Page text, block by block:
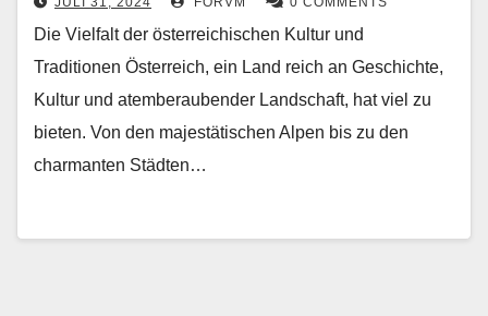
Die Vielfalt der österreichischen Kultur und
Traditionen Österreich, ein Land reich an Geschichte,
Kultur und atemberaubender Landschaft, hat viel zu
bieten. Von den majestätischen Alpen bis zu den
charmanten Städten…